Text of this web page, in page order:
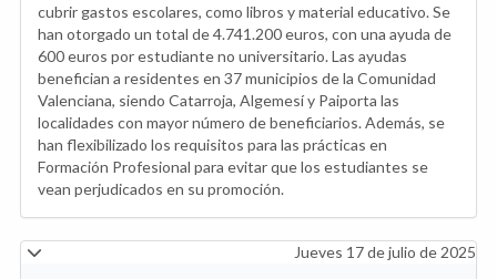
cubrir gastos escolares, como libros y material educativo. Se
han otorgado un total de 4.741.200 euros, con una ayuda de
600 euros por estudiante no universitario. Las ayudas
benefician a residentes en 37 municipios de la Comunidad
Valenciana, siendo Catarroja, Algemesí y Paiporta las
localidades con mayor número de beneficiarios. Además, se
han flexibilizado los requisitos para las prácticas en
Formación Profesional para evitar que los estudiantes se
vean perjudicados en su promoción.
Jueves 17 de julio de 2025